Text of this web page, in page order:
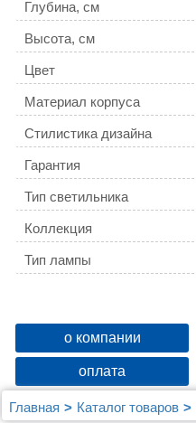
Глубина, см
Высота, см
Цвет
Материал корпуса
Стилистика дизайна
Гарантия
Тип светильника
Коллекция
Тип лампы
о компании
оплата
Главная Каталог товаров